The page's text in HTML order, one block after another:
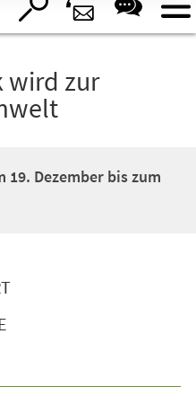
wird zur
Dezember bis zum